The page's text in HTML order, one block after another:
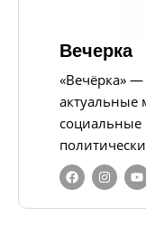
Вечерка
«Вечёрка» —
социальные